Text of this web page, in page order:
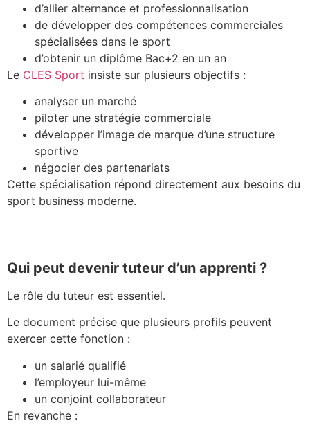
d’allier alternance et professionnalisation
de développer des compétences commerciales
spécialisées dans le sport
d’obtenir un diplôme Bac+2 en un an
Le CLES Sport insiste sur plusieurs objectifs :
analyser un marché
piloter une stratégie commerciale
développer l’image de marque d’une structure
sportive
négocier des partenariats
Cette spécialisation répond directement aux besoins du
sport business moderne.
Qui peut devenir tuteur d’un apprenti ?
Le rôle du tuteur est essentiel.
Le document précise que plusieurs profils peuvent
exercer cette fonction :
un salarié qualifié
l’employeur lui-même
un conjoint collaborateur
En revanche :